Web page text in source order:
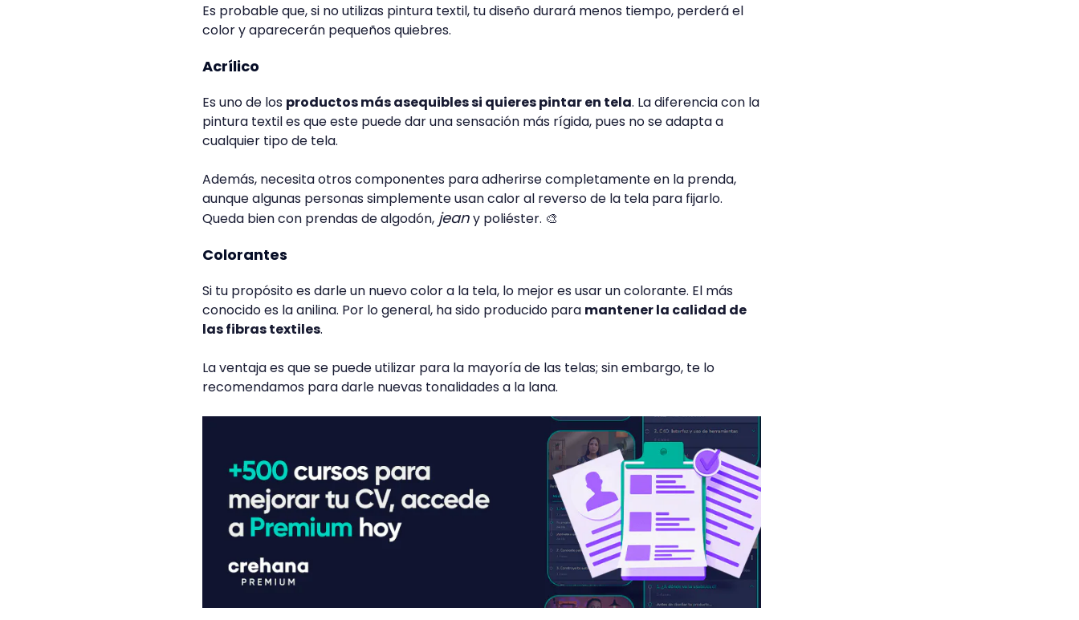
Es probable que, si no utilizas pintura textil, tu diseño durará menos tiempo, perderá el
color y aparecerán pequeños quiebres.
Acrílico
Es uno de los productos más asequibles si quieres pintar en tela. La diferencia con la
pintura textil es que este puede dar una sensación más rígida, pues no se adapta a
cualquier tipo de tela.
Además, necesita otros componentes para adherirse completamente en la prenda,
aunque algunas personas simplemente usan calor al reverso de la tela para fijarlo.
Queda bien con prendas de algodón, jeany poliéster. 🎨
Colorantes
Si tu propósito es darle un nuevo color a la tela, lo mejor es usar un colorante. El más
conocido es la anilina. Por lo general, ha sido producido para mantener la calidad de
las fibras textiles.
La ventaja es que se puede utilizar para la mayoría de las telas; sin embargo, te lo
recomendamos para darle nuevas tonalidades a la lana.